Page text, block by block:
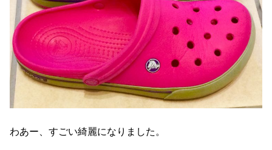
わあー、すごい綺麗になりました。